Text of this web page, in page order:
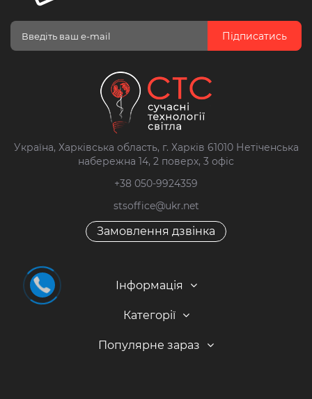
Підписатись
Україна, Харківська область, г. Харків 61010 Нетіченська
набережна 14, 2 поверх, 3 офіс
+38 050-9924359
stsoffice@ukr.net
Замовлення дзвінка
Інформація
Категорії
Популярне зараз